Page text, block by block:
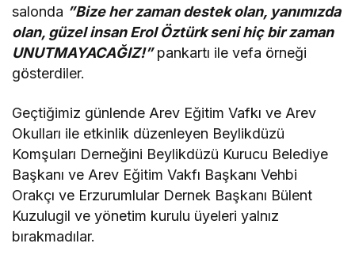
salonda ”Bize her zaman destek olan, yanımızda
olan, güzel insan Erol Öztürk seni hiç bir zaman
UNUTMAYACAĞIZ!”pankartı ile vefa örneği
gösterdiler.
Geçtiğimiz günlende Arev Eğitim Vafkı ve Arev
Okulları ile etkinlik düzenleyen Beylikdüzü
Komşuları Derneğini Beylikdüzü Kurucu Belediye
Başkanı ve Arev Eğitim Vakfı Başkanı Vehbi
Orakçı ve Erzurumlular Dernek Başkanı Bülent
Kuzulugil ve yönetim kurulu üyeleri yalnız
bırakmadılar.